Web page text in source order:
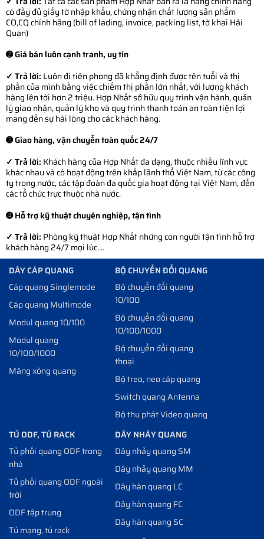
có đầy đủ giấy tờ nhập khẩu, chứng nhận chất lượng sản phẩm
CO,CQ chính hãng (bill of lading, invoice, packing list, tờ khai Hải
Quan)
➋ Giá bán luôn cạnh tranh, uy tín
✓ Trả lời: Luôn đi tiên phong đã khẳng định được tên tuổi và thị
phần của mình bằng việc chiếm thị phần lớn nhất, với lượng khách
hàng lên tới hơn 2 triệu. Hợp Nhất sở hữu quy trình vận hành, quản
lý giao nhận, quản lý kho và quy trình thanh toán an toàn tiện lợi
mang đến sự hài lòng cho các khách hàng.
➌ Giao hàng, vận chuyển toàn quốc 24/7
✓ Trả lời: Khách hàng của Hợp Nhất đa dạng, thuộc nhiều lĩnh vực
khác nhau và có hoạt động trên khắp lãnh thổ Việt Nam, từ các công
ty trong nước, các tập đoàn đa quốc gia hoạt động tại Việt Nam, đến
các tổ chức trực thuộc nhà nước.
➍ Hỗ trợ kỹ thuật chuyên nghiệp, tận tình
✓ Trả lời: Phòng kỹ thuật Hợp Nhất những con người tận tình hỗ trợ
khách hàng 24/7 mọi lúc....
DÂY CÁP QUANG
Cáp quang Singlemode
Cáp quang Multimode
Modul quang 10/100
Modul quang
10/100/1000
Măng xông quang
BỘ CHUYỂN ĐỔI QUANG
Bộ chuyển đổi quang
10/100
Bộ chuyển đổi quang
10/100/1000
Bộ chuyển đổi quang
thoại
Bộ treo, neo cáp quang
Switch quang Antenna
Bộ thu phát Video quang
TỦ ODF, TỦ RACK
Tủ phối quang ODF trong
nhà
Tủ phối quang ODF ngoài
trời
ODF tập trung
Tủ mạng, tủ rack
DÂY NHẢY QUANG
Dây nhảy quang SM
Dây nhảy quang MM
Dây hàn quang LC
Dây hàn quang FC
Dây hàn quang SC